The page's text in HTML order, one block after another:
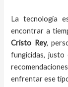
La tecnología
encontrar a
Cristo Rey,
fungicidas,
enfrentar ese